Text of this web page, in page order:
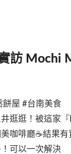
訪 Mochi
屋 #台南美食
逛逛！被這家
咖啡廳☕️結果有
可以一次解決